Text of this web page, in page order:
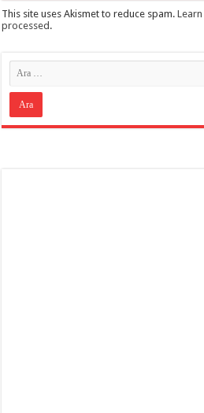
This site uses Akismet to reduce spam.
processed.